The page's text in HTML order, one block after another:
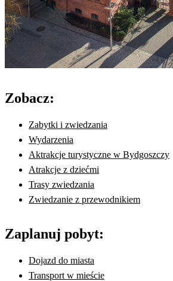
Zobacz:
Zabytki i zwiedzania
Wydarzenia
Aktrakcje turystyczne w Bydgoszczy
Atrakcje z dziećmi
Trasy zwiedzania
Zwiedzanie z przewodnikiem
Zaplanuj pobyt:
Dojazd do miasta
Transport w mieście